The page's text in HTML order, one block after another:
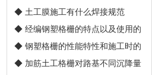
◆ 土工膜施工有什么焊接规范
◆ 经编钢塑格栅的特点以及使用的
◆ 钢塑格栅的性能特性和施工时的
◆ 加筋土工格栅对路基不同沉降量